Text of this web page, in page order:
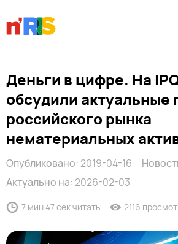
Деньги в цифре. На
обсудили
российского рынка
нематериальных
Опубликовано: 2019-04-16
Актуально на: 2026-02-03
7 мин 47 сек читать 2116